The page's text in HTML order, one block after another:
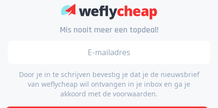
Mis nooit meer een topdeal!
Door je in te schrijven bevestig je dat je de nieuwsbrief
van weflycheap wil ontvangen in je inbox en ga je
akkoord met de voorwaarden.